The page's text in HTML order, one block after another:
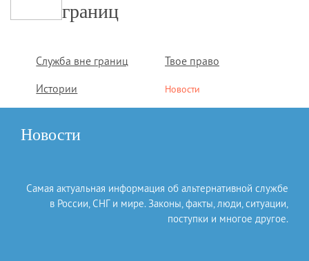
границ
Служба вне границ
Твое право
Истории
Новости
Новости
Самая актуальная информация об альтернативной службе
в России, СНГ и мире. Законы, факты, люди, ситуации,
поступки и многое другое.